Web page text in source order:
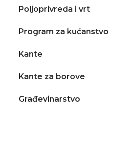
Poljoprivreda i vrt
Program za kućanstvo
Kante
Kante za borove
Građevinarstvo